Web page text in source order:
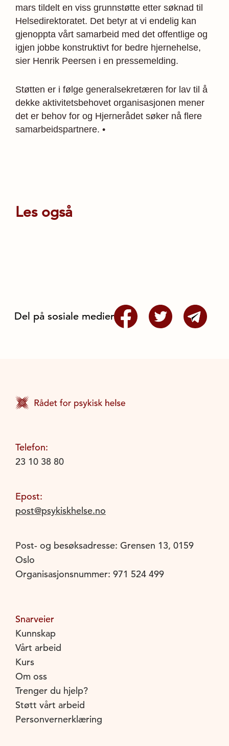
mars tildelt en viss grunnstøtte etter søknad til
Helsedirektoratet. Det betyr at vi endelig kan
gjenoppta vårt samarbeid med det offentlige og
igjen jobbe konstruktivt for bedre hjernehelse,
sier Henrik Peersen i en pressemelding.
Støtten er i følge generalsekretæren for lav til å
dekke aktivitetsbehovet organisasjonen mener
det er behov for og Hjernerådet søker nå flere
samarbeidspartnere. •
Les også
Del på sosiale medier
Telefon:
23 10 38 80
Epost:
post@psykiskhelse.no
Post- og besøksadresse: Grensen 13, 0159
Oslo
Organisasjonsnummer: 971 524 499
Snarveier
Kunnskap
Vårt arbeid
Kurs
Om oss
Trenger du hjelp?
Støtt vårt arbeid
Personvernerklæring